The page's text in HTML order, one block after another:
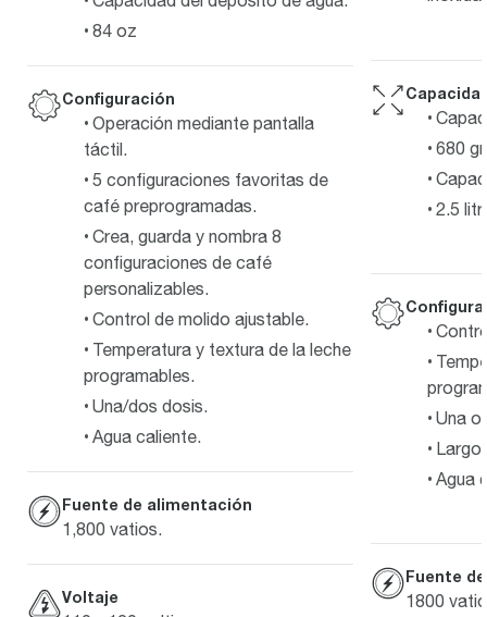
84 oz
Configuración
Operación mediante pantalla
táctil.
5 configuraciones favoritas de
café preprogramadas.
Crea, guarda y nombra 8
configuraciones de café
personalizables.
Control de molido ajustable.
Temperatura y textura de la leche
programables.
Una/dos dosis.
Agua caliente.
Fuente de alimentación
1,800 vatios.
Voltaje
680
2.5
Una o
Largo
Agua
Fuente
1800